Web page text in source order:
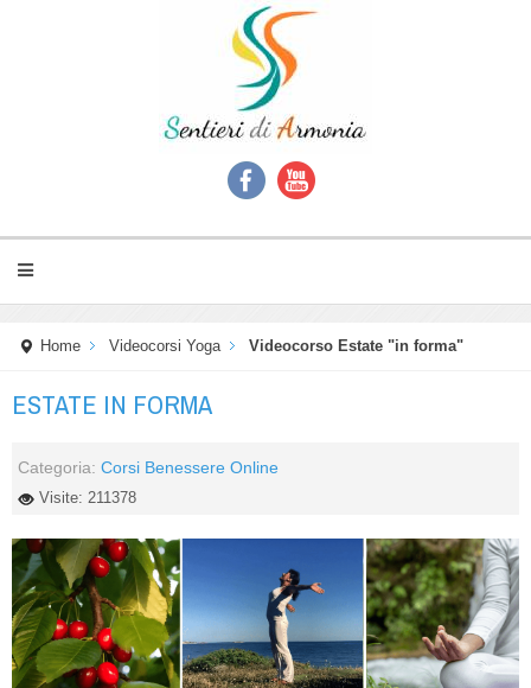
Home Videocorsi Yoga Videocorso Estate "in forma"
ESTATE IN FORMA
Categoria: Corsi Benessere Online
Visite: 211378